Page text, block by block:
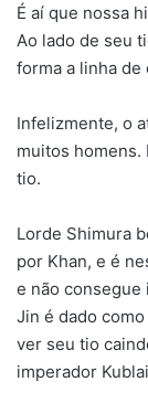
É aí que nossa
Ao lado de seu
forma a linha de
Infelizmente, o
muitos homens.
tio.
Lorde Shimura
por Khan, e é
e não consegue
Jin é dado
ver seu tio
imperador